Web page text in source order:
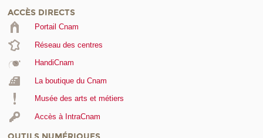
ACCÈS DIRECTS
Portail Cnam
Réseau des centres
HandiCnam
La boutique du Cnam
Musée des arts et métiers
Accès à IntraCnam